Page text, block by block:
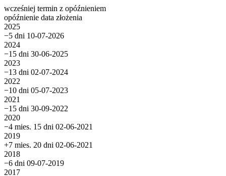
wcześniej termin z opóźnieniem
opóźnienie data złożenia
2025
−5 dni 10-07-2026
2024
−15 dni 30-06-2025
2023
−13 dni 02-07-2024
2022
−10 dni 05-07-2023
2021
−15 dni 30-09-2022
2020
−4 mies. 15 dni 02-06-2021
2019
+7 mies. 20 dni 02-06-2021
2018
−6 dni 09-07-2019
2017